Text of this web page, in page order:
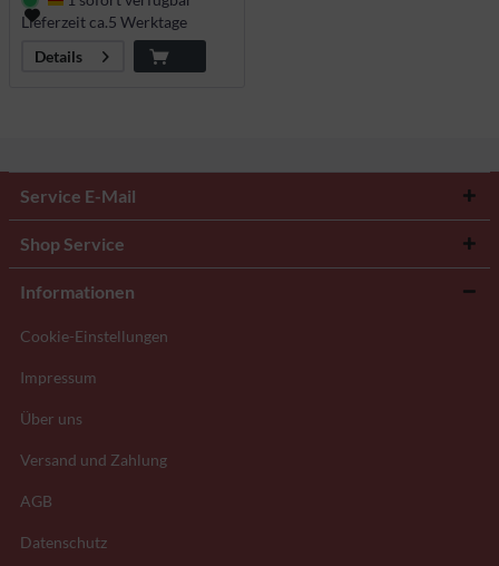
Deutschland
Lieferzeit ca.5 Werktage
Details
Service E-Mail
Shop Service
Informationen
Cookie-Einstellungen
Impressum
Über uns
Versand und Zahlung
AGB
Datenschutz